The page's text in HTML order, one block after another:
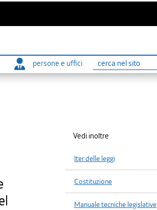
persone e uffici
Ricerca
Vedi inoltre
Iter delle leggi
Costituzione
Manuale tecniche legislative